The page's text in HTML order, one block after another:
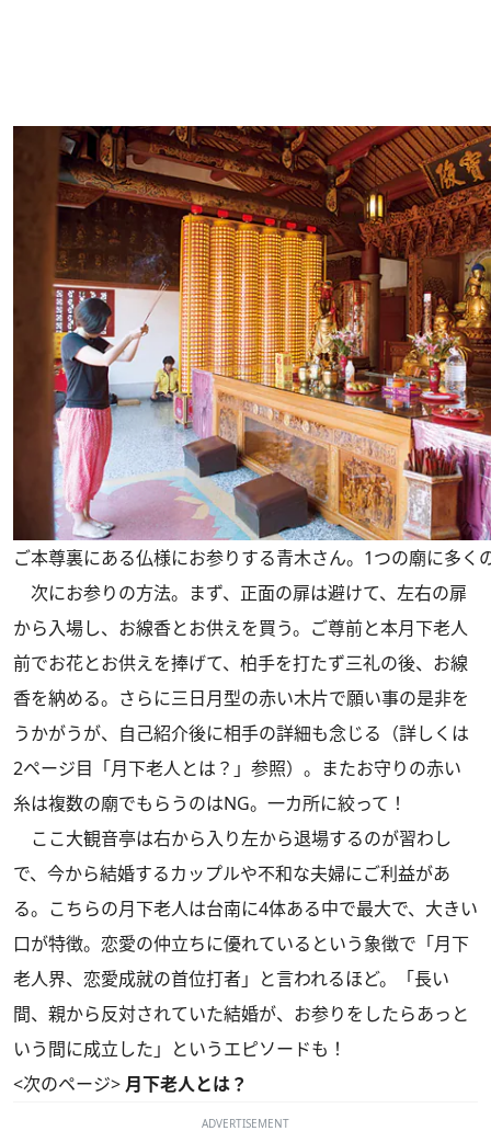
ご本尊裏にある仏様にお参りする青木さん。1つの廟に多く
次にお参りの方法。まず、正面の扉は避けて、左右の扉
から入場し、お線香とお供えを買う。ご尊前と本月下老人
前でお花とお供えを捧げて、柏手を打たず三礼の後、お線
香を納める。さらに三日月型の赤い木片で願い事の是非を
うかがうが、自己紹介後に相手の詳細も念じる（詳しくは
2ページ目「月下老人とは？」参照）。またお守りの赤い
糸は複数の廟でもらうのはNG。一カ所に絞って！
ここ大観音亭は右から入り左から退場するのが習わし
で、今から結婚するカップルや不和な夫婦にご利益があ
る。こちらの月下老人は台南に4体ある中で最大で、大きい
口が特徴。恋愛の仲立ちに優れているという象徴で「月下
老人界、恋愛成就の首位打者」と言われるほど。「長い
間、親から反対されていた結婚が、お参りをしたらあっと
いう間に成立した」というエピソードも！
<次のページ> 月下老人とは？
ADVERTISEMENT